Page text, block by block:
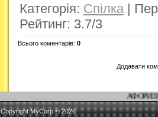
Категорія: Спілка |
Рейтинг: 3.7/3
Всього коментарів: 0
Додавати
АФОРИЗМИ: **Судиться
Copyright MyCorp © 2026